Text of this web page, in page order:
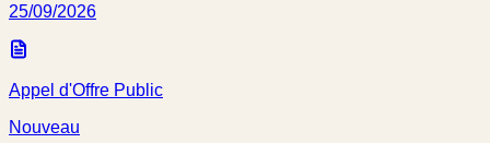
25/09/2026
Appel d'Offre Public
Nouveau